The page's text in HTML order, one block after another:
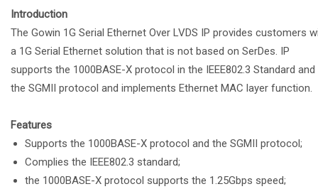
Introduction
The Gowin 1G Serial Ethernet Over LVDS IP provides customers
a 1G Serial Ethernet solution that is not based on SerDes. IP
supports the 1000BASE-X protocol in the IEEE802.3 Standard and
the SGMII protocol and implements Ethernet MAC layer function.
Features
Supports the 1000BASE-X protocol and the SGMII protocol;
Complies the IEEE802.3 standard;
the 1000BASE-X protocol supports the 1.25Gbps speed;